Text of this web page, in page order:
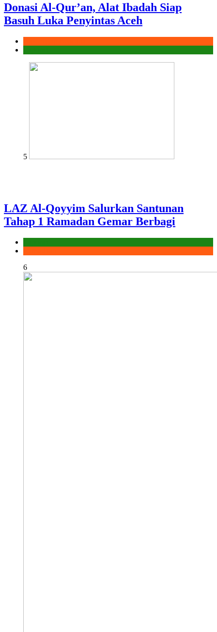
Donasi Al-Qur’an, Alat Ibadah Siap
Basuh Luka Penyintas Aceh
5
LAZ Al-Qoyyim Salurkan Santunan
Tahap 1 Ramadan Gemar Berbagi
6